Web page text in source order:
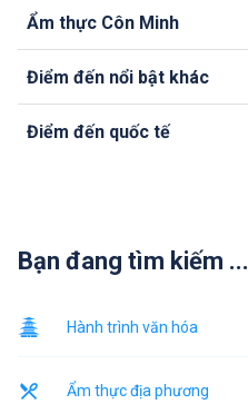
Ẩm thực Côn Minh
Điểm đến nổi bật khác
Điểm đến quốc tế
Bạn đang tìm kiếm ...
Hành trình văn hóa
Ẩm thực địa phương